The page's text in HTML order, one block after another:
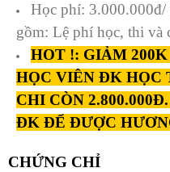
Học phí:
gồm: Lệ phí học, thi và
HOT !: GIẢM
HỌC VIÊN ĐK HỌC
CHI CÒN
ĐK ĐỂ ĐƯỢC
CHỨNG CHỈ